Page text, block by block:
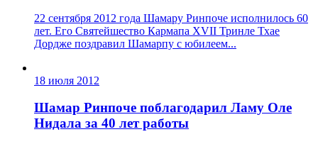
22 сентября 2012 года Шамару Ринпоче исполнилось 60
лет. Его Святейшество Кармапа XVII Тринле Тхае
Дордже поздравил Шамарпу с юбилеем...
18 июля 2012
Шамар Ринпоче поблагодарил Ламу Оле
Нидала за 40 лет работы